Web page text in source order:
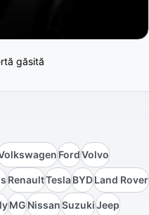
găsită
FordVolvo
RenaultTeslaBYDLand Rover
MGNissanSuzukiJeep